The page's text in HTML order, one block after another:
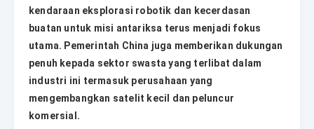
kendaraan eksplorasi robotik dan kecerdasan
buatan untuk misi antariksa terus menjadi fokus
utama. Pemerintah China juga memberikan dukungan
penuh kepada sektor swasta yang terlibat dalam
industri ini termasuk perusahaan yang
mengembangkan satelit kecil dan peluncur
komersial.